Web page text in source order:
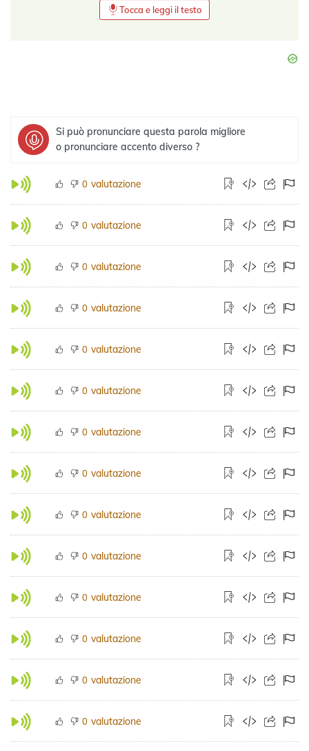
Tocca e leggi il testo
Si può pronunciare questa parola migliore
o pronunciare accento diverso ?
0 valutazione
0 valutazione
0 valutazione
0 valutazione
0 valutazione
0 valutazione
0 valutazione
0 valutazione
0 valutazione
0 valutazione
0 valutazione
0 valutazione
0 valutazione
0 valutazione